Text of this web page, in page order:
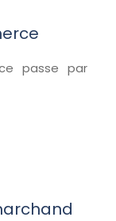
passe par